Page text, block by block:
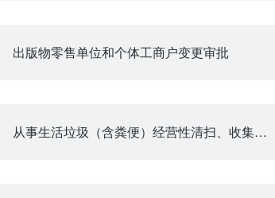
出版物零售单位和个体工商户变更审批
从事生活垃圾（含粪便）经营性清扫、收集、运输、处理服务审批